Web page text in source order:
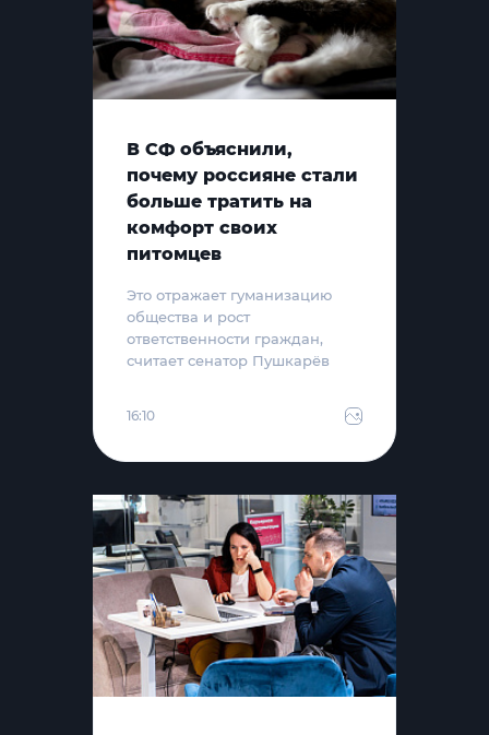
В СФ объяснили,
почему россияне стали
больше тратить на
комфорт своих
питомцев
Это отражает гуманизацию
общества и рост
ответственности граждан,
считает сенатор Пушкарёв
16:10